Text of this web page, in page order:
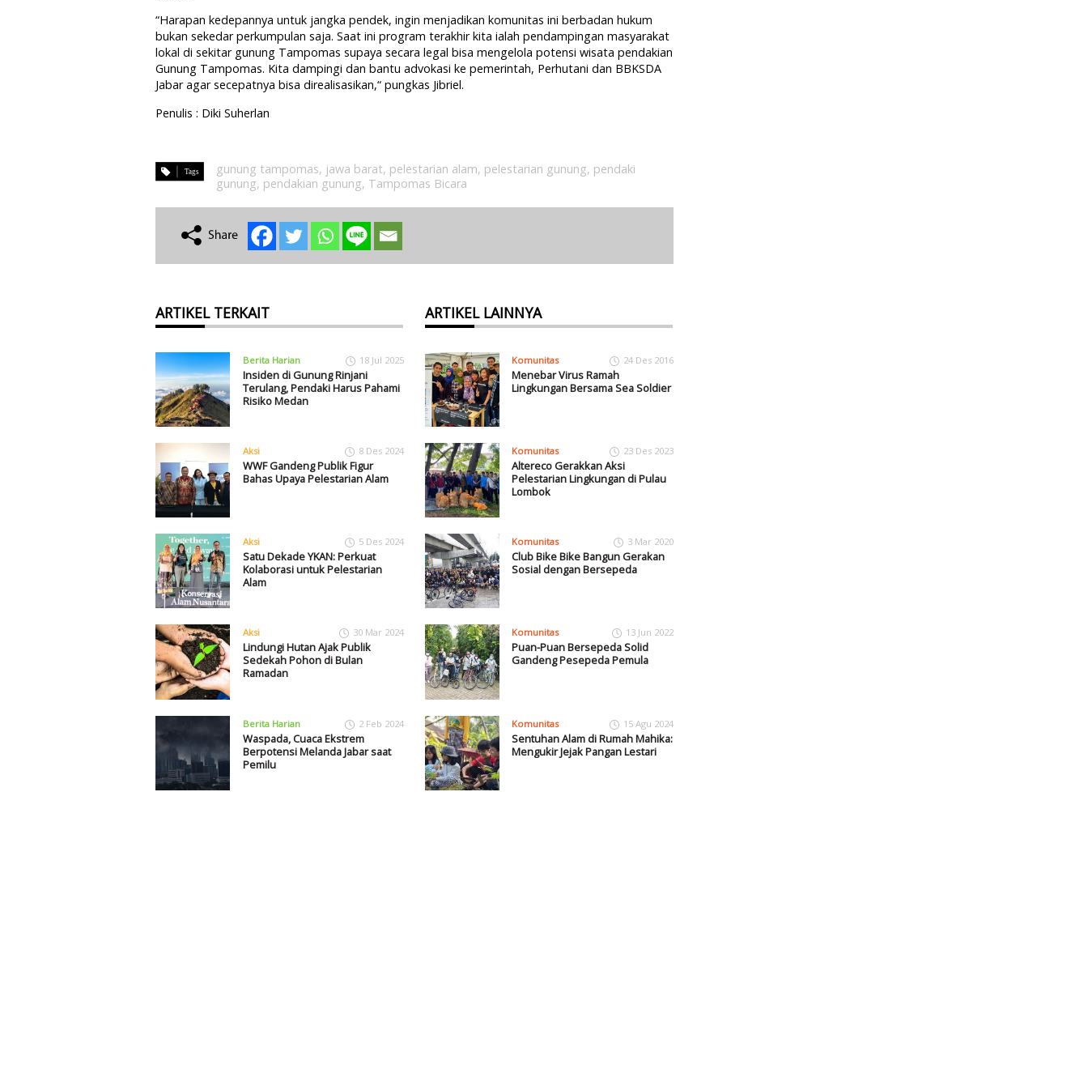
“Harapan kedepannya untuk jangka pendek, ingin menjadikan komunitas ini berbadan hukum
bukan sekedar perkumpulan saja. Saat ini program terakhir kita ialah pendampingan masyarakat
lokal di sekitar gunung Tampomas supaya secara legal bisa mengelola potensi wisata pendakian
Gunung Tampomas. Kita dampingi dan bantu advokasi ke pemerintah, Perhutani dan BBKSDA
Jabar agar secepatnya bisa direalisasikan,“ pungkas Jibriel.
Penulis : Diki Suherlan
gunung tampomas, jawa barat, pelestarian alam, pelestarian gunung, pendaki
gunung, pendakian gunung, Tampomas Bicara
ARTIKEL TERKAIT
Berita Harian 18 Jul 2025
Insiden di Gunung Rinjani
Terulang, Pendaki Harus Pahami
Risiko Medan
Aksi 8 Des 2024
WWF Gandeng Publik Figur
Bahas Upaya Pelestarian Alam
Aksi 5 Des 2024
Satu Dekade YKAN: Perkuat
Kolaborasi untuk Pelestarian
Alam
Aksi 30 Mar 2024
Lindungi Hutan Ajak Publik
Sedekah Pohon di Bulan
Ramadan
Berita Harian 2 Feb 2024
Waspada, Cuaca Ekstrem
Berpotensi Melanda Jabar saat
Pemilu
ARTIKEL LAINNYA
Komunitas 24 Des 2016
Menebar Virus Ramah
Lingkungan Bersama Sea Soldier
Komunitas 23 Des 2023
Altereco Gerakkan Aksi
Pelestarian Lingkungan di Pulau
Lombok
Komunitas 3 Mar 2020
Club Bike Bike Bangun Gerakan
Sosial dengan Bersepeda
Komunitas 13 Jun 2022
Puan-Puan Bersepeda Solid
Gandeng Pesepeda Pemula
Komunitas 15 Agu 2024
Sentuhan Alam di Rumah Mahika:
Mengukir Jejak Pangan Lestari